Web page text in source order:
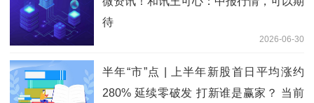
待
2026-06-30
半年“市”点 | 上半年新股首日平均涨约
280% 延续零破发 打新谁是赢家？ 当前